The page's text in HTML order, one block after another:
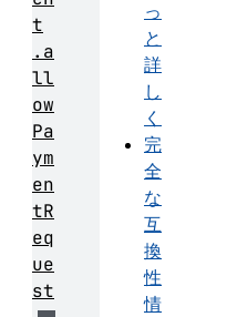
っ
と
詳
し
く
完
全
な
互
換
性
情
t
.a
ll
ow
Pa
ym
en
tR
eq
ue
st